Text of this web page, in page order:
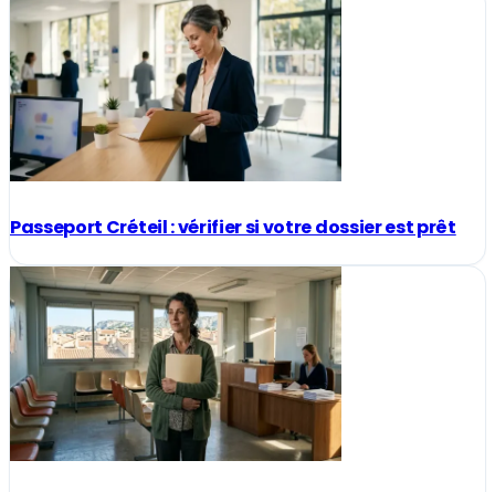
Passeport Créteil : vérifier si votre dossier est prêt